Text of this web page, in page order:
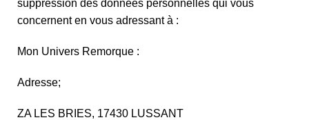
suppression des données personnelles qui vous
concernent en vous adressant à :
Mon Univers Remorque :
Adresse;
ZA LES BRIES, 17430 LUSSANT